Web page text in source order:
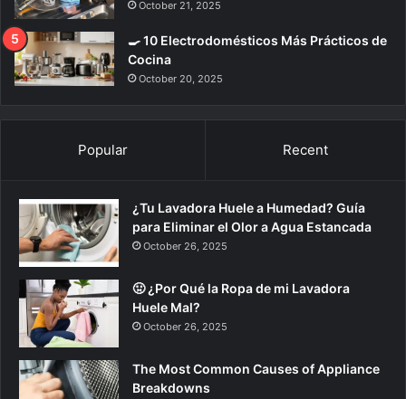
October 21, 2025
🍳 10 Electrodomésticos Más Prácticos de
Cocina
October 20, 2025
Popular Recent
¿Tu Lavadora Huele a Humedad? Guía
para Eliminar el Olor a Agua Estancada
October 26, 2025
🤢 ¿Por Qué la Ropa de mi Lavadora
Huele Mal?
October 26, 2025
The Most Common Causes of Appliance
Breakdowns